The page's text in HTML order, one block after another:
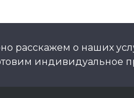
расскажем о наших
индивидуальное